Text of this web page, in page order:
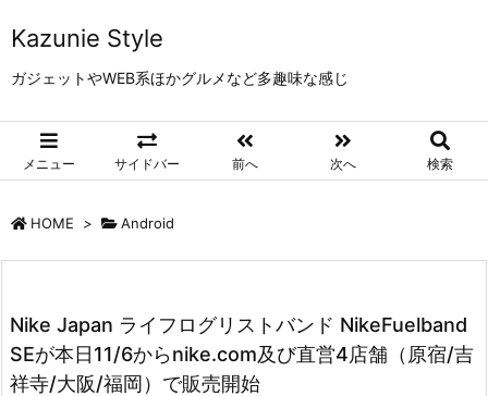
Kazunie Style
ガジェットやWEB系ほかグルメなど多趣味な感じ
メニュー サイドバー 前へ 次へ 検索
HOME > Android
Nike Japan ライフログリストバンド NikeFuelband
SEが本日11/6からnike.com及び直営4店舗（原宿/吉
祥寺/大阪/福岡）で販売開始